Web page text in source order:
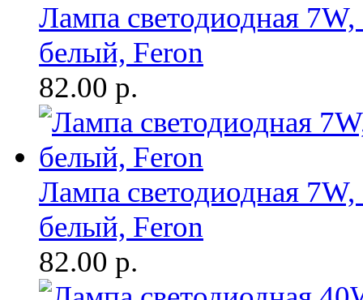
Лампа светодиодная
белый, Feron
82.00 р.
Лампа светодиодная
белый, Feron
82.00 р.